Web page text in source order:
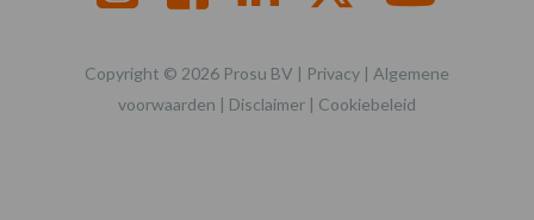
Copyright © 2026 Prosu BV | Privacy | Algemene
voorwaarden | Disclaimer | Cookiebeleid